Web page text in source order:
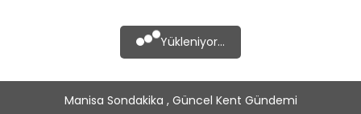
MAGAZIN
Yükleniyor...
Manisa Sondakika , Güncel Kent Gündemi